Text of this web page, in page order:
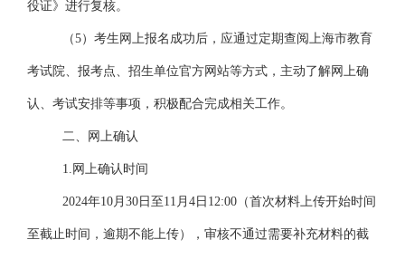
役证》进行复核。
（5）考生网上报名成功后，应通过定期查阅上海市教育
考试院、报考点、招生单位官方网站等方式，主动了解网上确
认、考试安排等事项，积极配合完成相关工作。
二、网上确认
1.网上确认时间
2024年10月30日至11月4日12:00（首次材料上传开始时间
至截止时间，逾期不能上传），审核不通过需要补充材料的截